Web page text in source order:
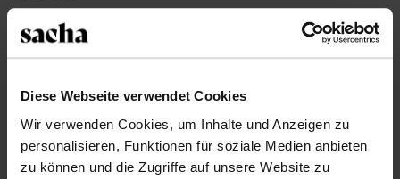
Diese Webseite verwendet Cookies
Wir verwenden Cookies, um Inhalte und Anzeigen zu
personalisieren, Funktionen für soziale Medien anbieten
zu können und die Zugriffe auf unsere Website zu
Größe auswählen
Trusted Shop-Gütesiegel
Rechnungskauf
14 Tage Bedenkzeit